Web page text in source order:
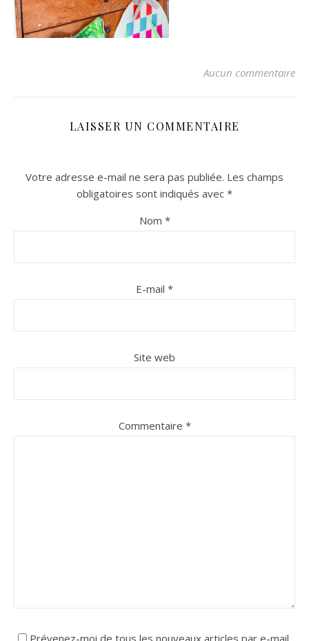
sur Instagram
sur Instagram
Aucun commentaire
LAISSER UN COMMENTAIRE
Votre adresse e-mail ne sera pas publiée. Les champs
obligatoires sont indiqués avec *
Nom *
E-mail *
Site web
Commentaire *
Prévenez-moi de tous les nouveaux articles par e-mail.